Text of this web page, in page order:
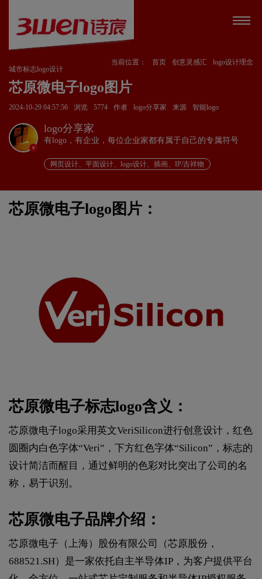
当前位置： 首页 创意灵感汇
logo设计理念
城市标志logo设计
芯原微电子logo图片
2024-10-29 04:57:56 浏览 5774 作者 logo分享家 来源 智能logo
v
logo分享家
有logo，有企业，每位企业家都有属于自己的专属符号
网页设计、平面设计、logo设计、插画、IP/吉祥物
芯原微电子logo图片：
芯原微电子标志logo含义：
芯原微电子logo采用英文VeriSilicon进行创意设计，红色
圆圈内白色字体“Veri”，下方红色字体“Silicon”，标志的
设计简洁而醒目，通过鲜明的色彩对比突出了公司的名
称，易于识别。
芯原微电子品牌介绍：
芯原微电子（上海）股份有限公司（芯原股份，
688521.SH）是一家依托自主半导体IP，为客户提供平台